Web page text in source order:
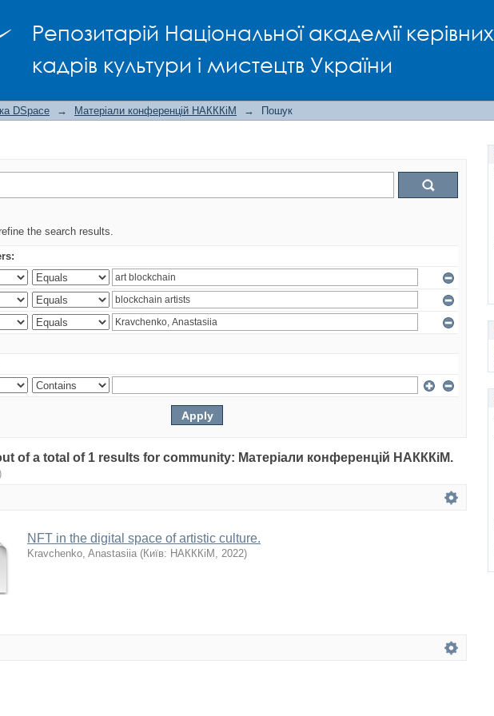
Репозитарій Національної академії керівних
кадрів культури і мистецтв України
DSpace → Матеріали конференцій НАКККіМ → Пошук
the search results.
of a total of 1 results for community: Матеріали конференцій НАКККіМ.
NFT in the digital space of artistic culture.
Kravchenko, Anastasiia (Київ: НАКККіМ , 2022)